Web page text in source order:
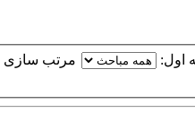
اول: مرتب سازی